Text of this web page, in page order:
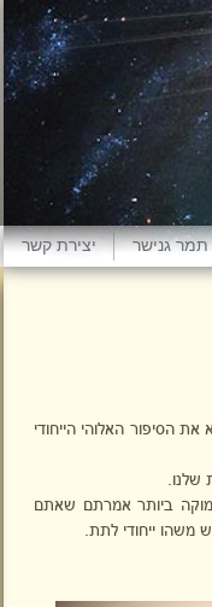
תמר גנישר יצירת קשר
הסיפור האלוהי הייחודי
שלנו.
ביותר אמרתם שאתם
משהו ייחודי לתת.